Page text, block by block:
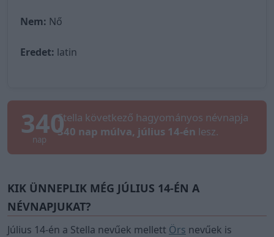
Nem: Nő
Eredet: latin
340
nap
Stella következő hagyományos névnapja
340 nap múlva, július 14-én lesz.
KIK ÜNNEPLIK MÉG JÚLIUS 14-ÉN A
NÉVNAPJUKAT?
Július 14-én a Stella nevűek mellett Örs nevűek is